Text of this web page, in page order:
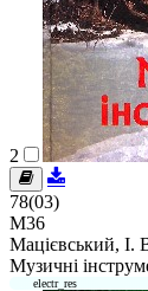
2
78(03)
М36
Мацієвський, І.
Музичні
electr_res